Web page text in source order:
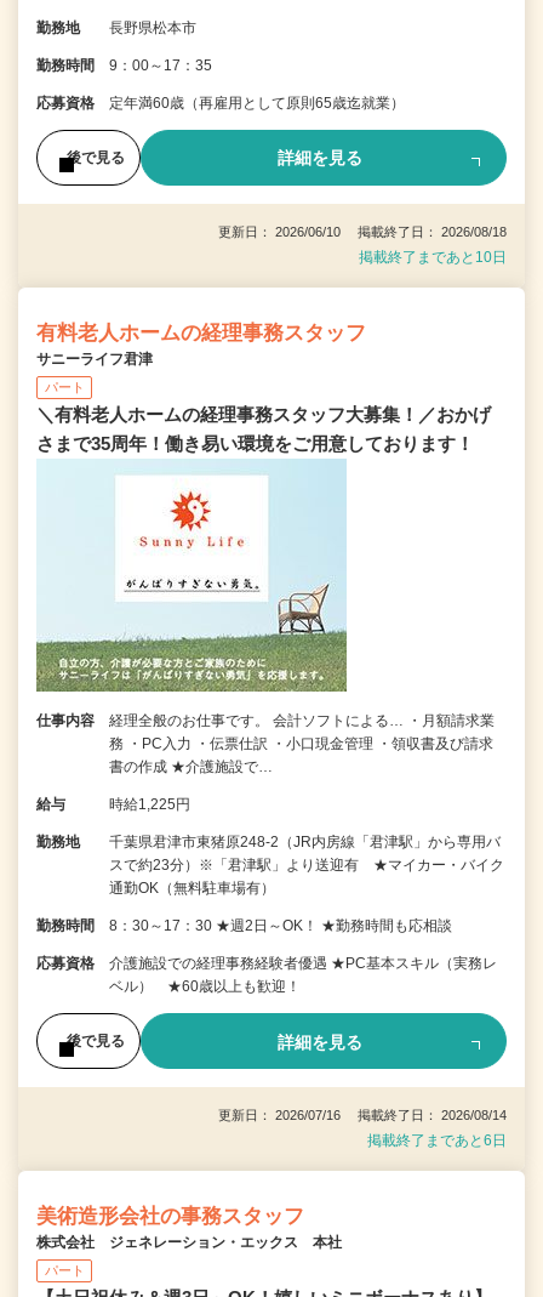
勤務地 長野県松本市
勤務時間 9：00～17：35
応募資格 定年満60歳（再雇用として原則65歳迄就業）
後で見る 詳細を見る
更新日： 2026/06/10 掲載終了日： 2026/08/18
掲載終了まであと10日
有料老人ホームの経理事務スタッフ
サニーライフ君津
パート
＼有料老人ホームの経理事務スタッフ大募集！／おかげ
さまで35周年！働き易い環境をご用意しております！
仕事内容
経理全般のお仕事です。 会計ソフトによる… ・月額請求業
務 ・PC入力 ・伝票仕訳 ・小口現金管理 ・領収書及び請求
書の作成 ★介護施設で…
給与 時給1,225円
勤務地
千葉県君津市東猪原248-2（JR内房線「君津駅」から専用バ
スで約23分）※「君津駅」より送迎有 ★マイカー・バイク
通勤OK（無料駐車場有）
勤務時間 8：30～17：30 ★週2日～OK！ ★勤務時間も応相談
応募資格
介護施設での経理事務経験者優遇 ★PC基本スキル（実務レ
ベル） ★60歳以上も歓迎！
後で見る 詳細を見る
更新日： 2026/07/16 掲載終了日： 2026/08/14
掲載終了まであと6日
美術造形会社の事務スタッフ
株式会社 ジェネレーション・エックス 本社
パート